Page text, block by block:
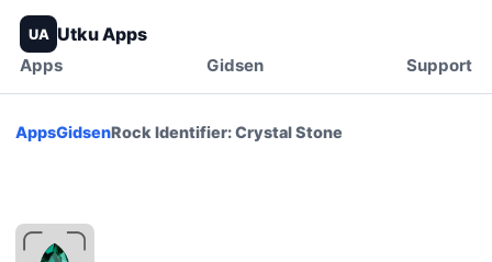
UA Utku Apps
Apps Gidsen Support
AppsGidsenRock Identifier: Crystal Stone